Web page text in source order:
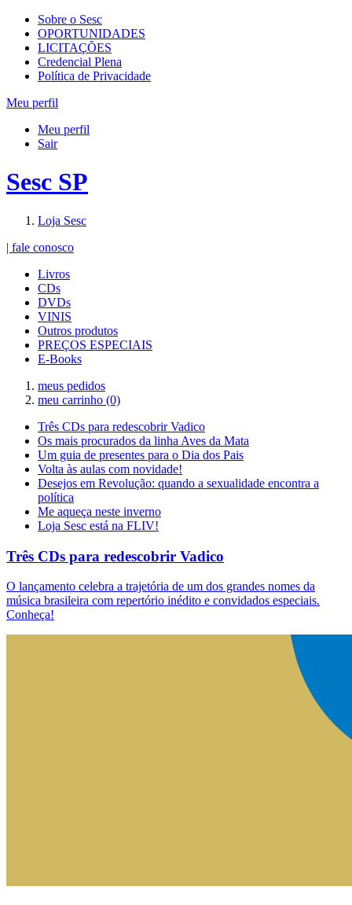
Sobre o Sesc
OPORTUNIDADES
LICITAÇÕES
Credencial Plena
Política de Privacidade
Meu perfil
Meu perfil
Sair
Sesc SP
Loja Sesc
| fale conosco
Livros
CDs
DVDs
VINIS
Outros produtos
PREÇOS ESPECIAIS
E-Books
meus pedidos
meu carrinho (0)
Três CDs para redescobrir Vadico
Os mais procurados da linha Aves da Mata
Um guia de presentes para o Dia dos Pais
Volta às aulas com novidade!
Desejos em Revolução: quando a sexualidade encontra a
política
Me aqueça neste inverno
Loja Sesc está na FLIV!
Três CDs para redescobrir Vadico
O lançamento celebra a trajetória de um dos grandes nomes da
música brasileira com repertório inédito e convidados especiais.
Conheça!